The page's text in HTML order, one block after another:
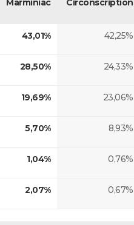
Marminiac Circonscription
43,01% 42,25%
28,50% 24,33%
19,69% 23,06%
5,70% 8,93%
1,04% 0,76%
2,07% 0,67%